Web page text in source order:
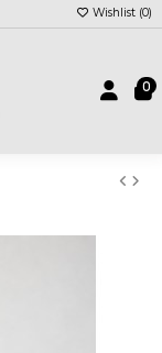
Wishlist (0)
0